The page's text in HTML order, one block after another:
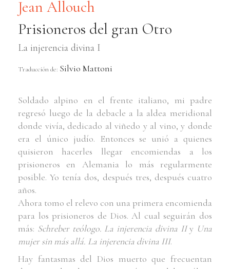
Jean Allouch
Prisioneros del gran Otro
La injerencia divina I
Traducción de: Silvio Mattoni
Soldado alpino en el frente italiano, mi padre
regresó luego de la debacle a la aldea meridional
donde vivía, dedicado al viñedo y al vino, y donde
era el único judío. Entonces se unió a quienes
quisieron hacerles llegar encomiendas a los
prisioneros en Alemania lo más regularmente
posible. Yo tenía dos, después tres, después cuatro
años.
Ahora tomo el relevo con una primera encomienda
para los prisioneros de Dios. Al cual seguirán dos
más: Schreber teólogo. La injerencia divina IIy Una
mujer sin más allá. La injerencia divina III.
Hay fantasmas del Dios muerto que frecuentan